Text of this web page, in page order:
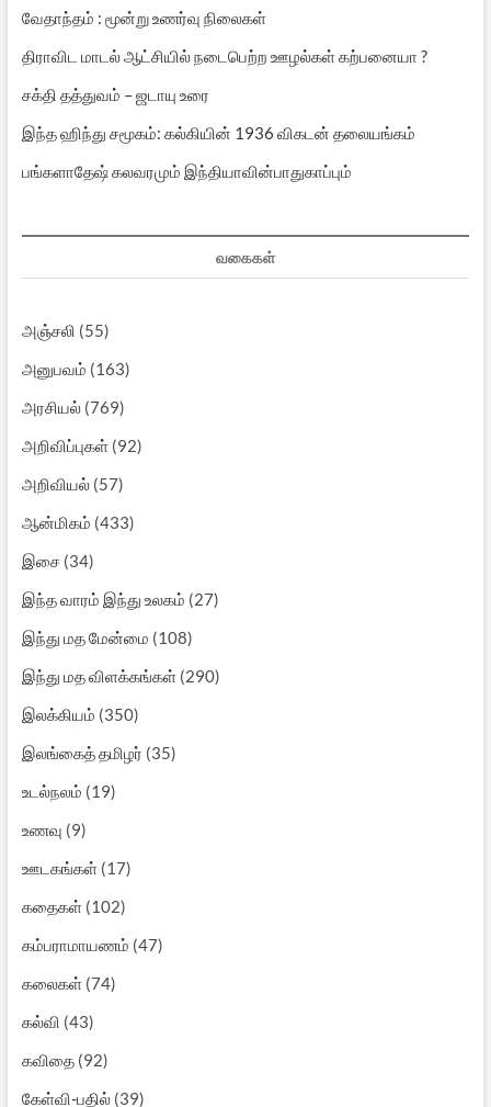
வேதாந்தம் : மூன்று உணர்வு நிலைகள்
திராவிட மாடல் ஆட்சியில் நடைபெற்ற ஊழல்கள் கற்பனையா ?
சக்தி தத்துவம் – ஜடாயு உரை
இந்த ஹிந்து சமூகம்: கல்கியின் 1936 விகடன் தலையங்கம்
பங்களாதேஷ் கலவரமும் இந்தியாவின்பாதுகாப்பும்
வகைகள்
அஞ்சலி (55)
அனுபவம் (163)
அரசியல்(769)
அறிவிப்புகள்(92)
அறிவியல்(57)
ஆன்மிகம் (433)
இசை(34)
இந்த வாரம் இந்து உலகம் (27)
இந்து மத மேன்மை (108)
இந்து மத விளக்கங்கள்(290)
இலக்கியம் (350)
இலங்கைத் தமிழர் (35)
உடல்நலம் (19)
உணவு (9)
ஊடகங்கள்(17)
கதைகள்(102)
கம்பராமாயணம் (47)
கலைகள்(74)
கல்வி (43)
கவிதை(92)
கேள்வி-பதில்(39)